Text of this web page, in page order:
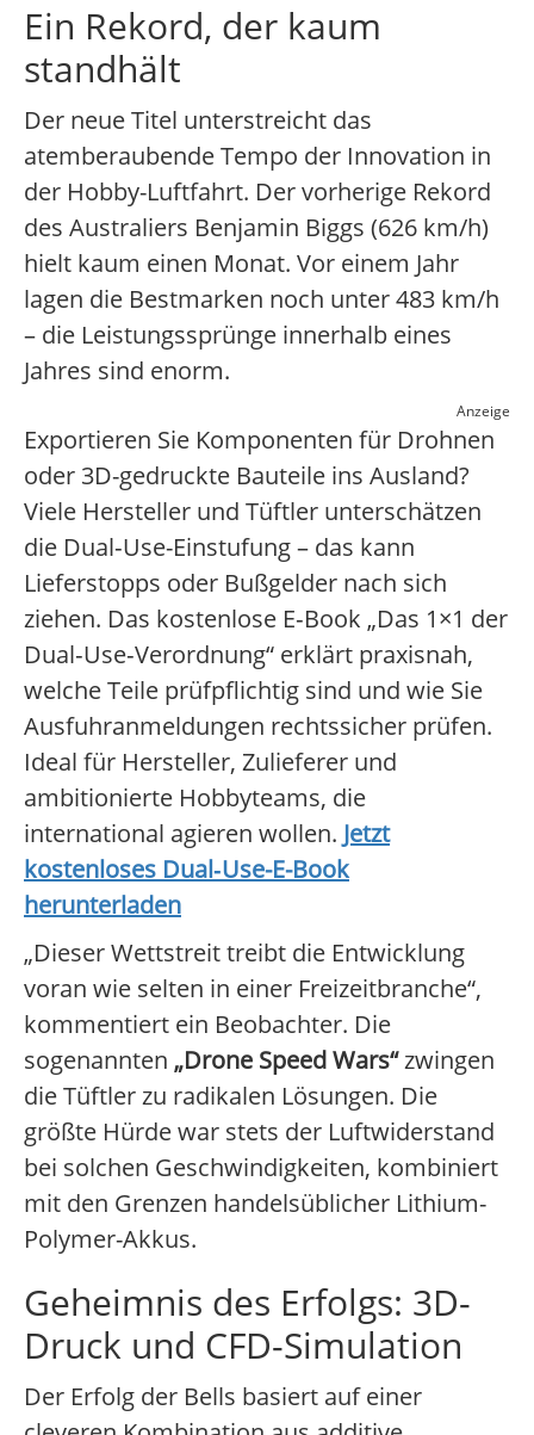
Ein Rekord, der kaum
standhält
Der neue Titel unterstreicht das
atemberaubende Tempo der Innovation in
der Hobby-Luftfahrt. Der vorherige Rekord
des Australiers Benjamin Biggs (626 km/h)
hielt kaum einen Monat. Vor einem Jahr
lagen die Bestmarken noch unter 483 km/h
– die Leistungssprünge innerhalb eines
Jahres sind enorm.
Anzeige
Exportieren Sie Komponenten für Drohnen
oder 3D-gedruckte Bauteile ins Ausland?
Viele Hersteller und Tüftler unterschätzen
die Dual‑Use-Einstufung – das kann
Lieferstopps oder Bußgelder nach sich
ziehen. Das kostenlose E‑Book „Das 1×1 der
Dual‑Use‑Verordnung“ erklärt praxisnah,
welche Teile prüfpflichtig sind und wie Sie
Ausfuhranmeldungen rechtssicher prüfen.
Ideal für Hersteller, Zulieferer und
ambitionierte Hobbyteams, die
international agieren wollen. Jetzt
kostenloses Dual‑Use-E-Book
herunterladen
„Dieser Wettstreit treibt die Entwicklung
voran wie selten in einer Freizeitbranche“,
kommentiert ein Beobachter. Die
sogenannten „Drone Speed Wars“zwingen
die Tüftler zu radikalen Lösungen. Die
größte Hürde war stets der Luftwiderstand
bei solchen Geschwindigkeiten, kombiniert
mit den Grenzen handelsüblicher Lithium-
Polymer-Akkus.
Geheimnis des Erfolgs: 3D-
Druck und CFD-Simulation
Der Erfolg der Bells basiert auf einer